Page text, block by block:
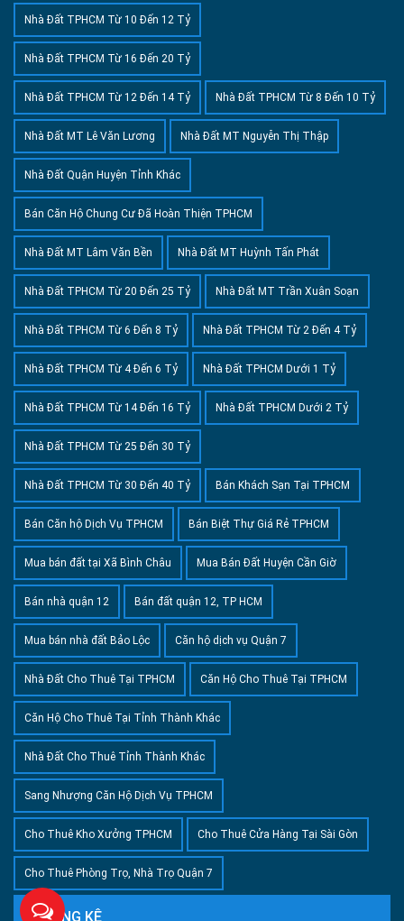
Nhà Đất TPHCM Từ 10 Đến 12 Tỷ
Nhà Đất TPHCM Từ 16 Đến 20 Tỷ
Nhà Đất TPHCM Từ 12 Đến 14 Tỷ Nhà Đất TPHCM Từ 8 Đến 10 Tỷ
Nhà Đất MT Lê Văn Lương Nhà Đất MT Nguyễn Thị Thập
Nhà Đất Quận Huyện Tỉnh Khác
Bán Căn Hộ Chung Cư Đã Hoàn Thiện TPHCM
Nhà Đất MT Lâm Văn Bền Nhà Đất MT Huỳnh Tấn Phát
Nhà Đất TPHCM Từ 20 Đến 25 Tỷ Nhà Đất MT Trần Xuân Soạn
Nhà Đất TPHCM Từ 6 Đến 8 Tỷ Nhà Đất TPHCM Từ 2 Đến 4 Tỷ
Nhà Đất TPHCM Từ 4 Đến 6 Tỷ Nhà Đất TPHCM Dưới 1 Tỷ
Nhà Đất TPHCM Từ 14 Đến 16 Tỷ Nhà Đất TPHCM Dưới 2 Tỷ
Nhà Đất TPHCM Từ 25 Đến 30 Tỷ
Nhà Đất TPHCM Từ 30 Đến 40 Tỷ Bán Khách Sạn Tại TPHCM
Bán Căn hộ Dịch Vụ TPHCM Bán Biệt Thự Giá Rẻ TPHCM
Mua bán đất tại Xã Bình Châu Mua Bán Đất Huyện Cần Giờ
Bán nhà quận 12 Bán đất quận 12, TP HCM
Mua bán nhà đất Bảo Lộc Căn hộ dịch vụ Quận 7
Nhà Đất Cho Thuê Tại TPHCM Căn Hộ Cho Thuê Tại TPHCM
Căn Hộ Cho Thuê Tại Tỉnh Thành Khác
Nhà Đất Cho Thuê Tỉnh Thành Khác
Sang Nhượng Căn Hộ Dịch Vụ TPHCM
Cho Thuê Kho Xưởng TPHCM Cho Thuê Cửa Hàng Tại Sài Gòn
Cho Thuê Phòng Trọ, Nhà Trọ Quận 7
THỐNG KÊ